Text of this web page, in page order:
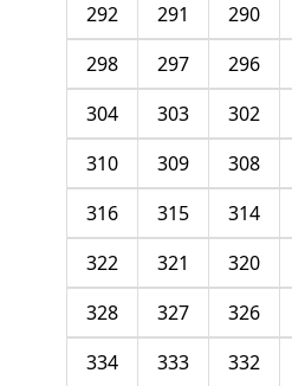
290
291
292
296
297
298
302
303
304
308
309
310
314
315
316
320
321
322
326
327
328
332
333
334